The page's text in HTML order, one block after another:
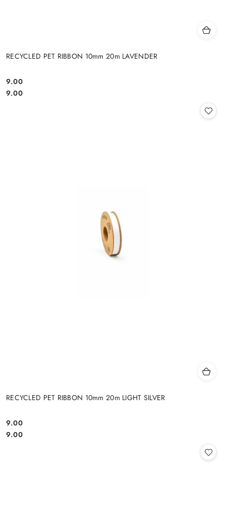
RECYCLED PET RIBBON 10mm 20m LAVENDER
Cena:
9.00
Cena:
9.00
RECYCLED PET RIBBON 10mm 20m LIGHT SILVER
Cena:
9.00
Cena:
9.00